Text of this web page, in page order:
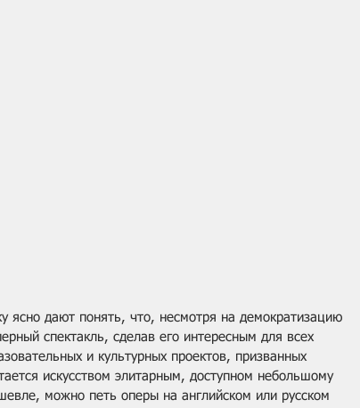
ясно дают понять, что, несмотря на демократизацию
спектакль, сделав его интересным для всех
и культурных проектов, призванных
искусством элитарным, доступном небольшому
можно петь оперы на английском или русском